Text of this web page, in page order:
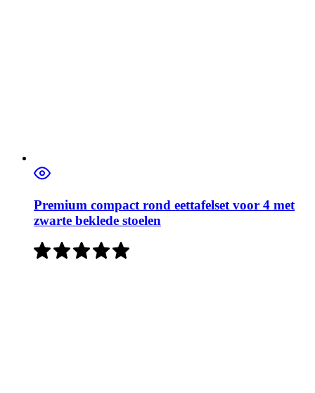
Premium compact rond eettafelset voor 4 met
zwarte beklede stoelen